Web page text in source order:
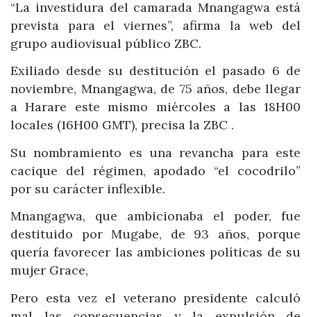
“La investidura del camarada Mnangagwa está
prevista para el viernes”, afirma la web del
grupo audiovisual público ZBC.
Exiliado desde su destitución el pasado 6 de
noviembre, Mnangagwa, de 75 años, debe llegar
a Harare este mismo miércoles a las 18H00
locales (16H00 GMT), precisa la ZBC .
Su nombramiento es una revancha para este
cacique del régimen, apodado “el cocodrilo”
por su carácter inflexible.
Mnangagwa, que ambicionaba el poder, fue
destituido por Mugabe, de 93 años, porque
quería favorecer las ambiciones políticas de su
mujer Grace,
Pero esta vez el veterano presidente calculó